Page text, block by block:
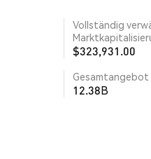
Vollständig
$323,931.00
Gesamtangebot
12.38B